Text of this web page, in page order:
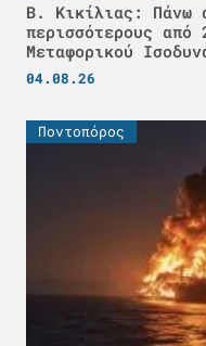
Β. Κικίλιας: Πάνω
περισσότερους
Μεταφορικού
04.08.26
Ποντοπόρος